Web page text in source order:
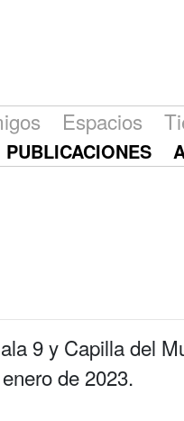
Espacios
PUBLICACIONES
9 y Capilla del
de 2023.